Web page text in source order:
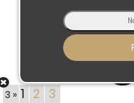
3 » 1 2 3
Kontaktujte